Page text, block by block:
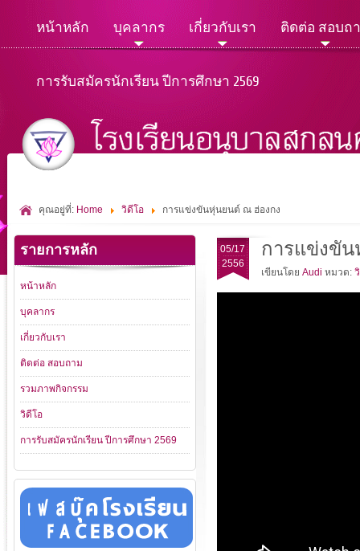
หน้าหลัก บุคลากร เกี่ยวกับเรา ติดต่อ สอบถ
การรับสมัครนักเรียน ปีการศึกษา 2569
คุณอยู่ที่: Home วิดีโอ การแข่งขันหุ่นยนต์ ณ ฮ่องกง
05/17
2556
การแข่งขั
เขียนโดย Audi หมวด:
รายการหลัก
หน้าหลัก
บุคลากร
เกี่ยวกับเรา
ติดต่อ สอบถาม
รวมภาพกิจกรรม
วิดีโอ
การรับสมัครนักเรียน ปีการศึกษา 2569